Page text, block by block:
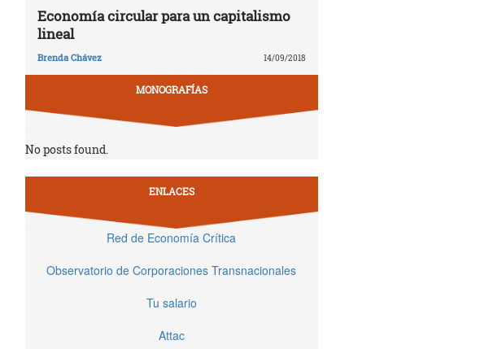
Economía circular para un capitalismo
lineal
Brenda Chávez 14/09/2018
MONOGRAFÍAS
No posts found.
ENLACES
Red de Economía Crítica
Observatorio de Corporaciones Transnacionales
Tu salario
Attac